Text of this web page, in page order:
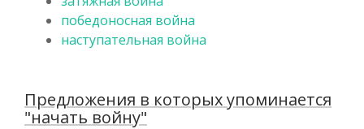
победоносная война
наступательная война
Предложения в которых упоминается
"начать войну"